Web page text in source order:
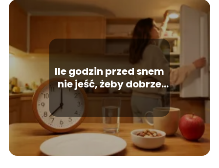
Ile godzin przed snem
nie jeść, żeby dobrze
spać?